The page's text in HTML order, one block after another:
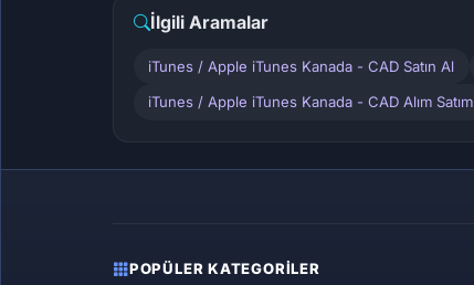
İlgili Aramalar
iTunes / Apple iTunes Kanada - CAD Satın Al
iTunes / Apple iTunes Kanada - CAD Alım Satım
POPÜLER KATEGORILER